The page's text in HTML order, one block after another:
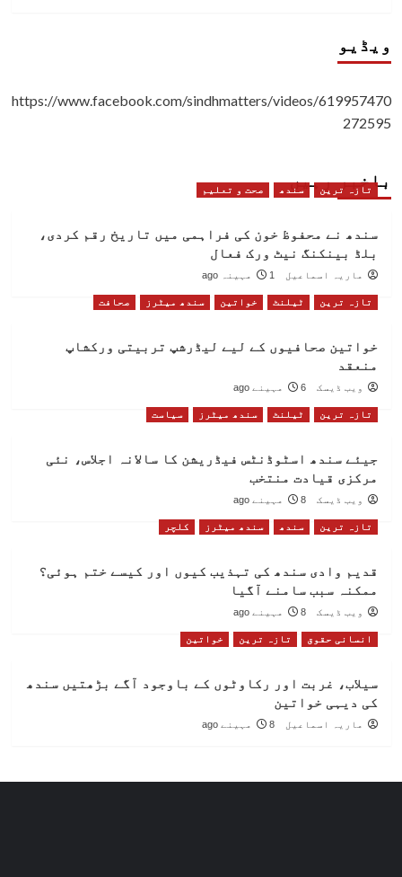
ویڈیو
https://www.facebook.com/sindhmatters/videos/619957470
272595
باخبر رہیں
تازہ ترین سندھ صحت و تعلیم
سندھ نے محفوظ خون کی فراہمی میں تاریخ رقم کردی،
بلڈ بینکنگ نیٹ ورک فعال
ماریہ اسماعیل 1 مہینہ ago
تازہ ترین ٹیلنٹ خواتین سندھ میٹرز صحافت
خواتین صحافیوں کے لیے لیڈرشپ تربیتی ورکشاپ
منعقد
ویب ڈیسک 6 مہینے ago
تازہ ترین ٹیلنٹ سندھ میٹرز سیاست
جیئے سندھ اسٹوڈنٹس فیڈریشن کا سالانہ اجلاس، نئی
مرکزی قیادت منتخب
ویب ڈیسک 8 مہینے ago
تازہ ترین سندھ سندھ میٹرز کلچر
قدیم وادی سندھ کی تہذیب کیوں اور کیسے ختم ہوئی؟
ممکنہ سبب سامنے آگیا
ویب ڈیسک 8 مہینے ago
انسانی حقوق تازہ ترین خواتین
سیلاب، غربت اور رکاوٹوں کے باوجود آگے بڑھتیں سندھ
کی دیہی خواتین
ماریہ اسماعیل 8 مہینے ago